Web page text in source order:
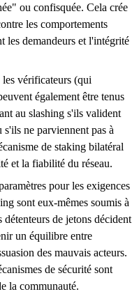
ou confisquée. Cela crée
les comportements
les demandeurs et l'intégrité
les vérificateurs (qui
également être tenus
au slashing s'ils valident
s'ils ne parviennent pas à
de staking bilatéral
et la fiabilité du réseau.
pour les exigences
sont eux-mêmes soumis à
de jetons décident
un équilibre entre
des mauvais acteurs.
de sécurité sont
la communauté.